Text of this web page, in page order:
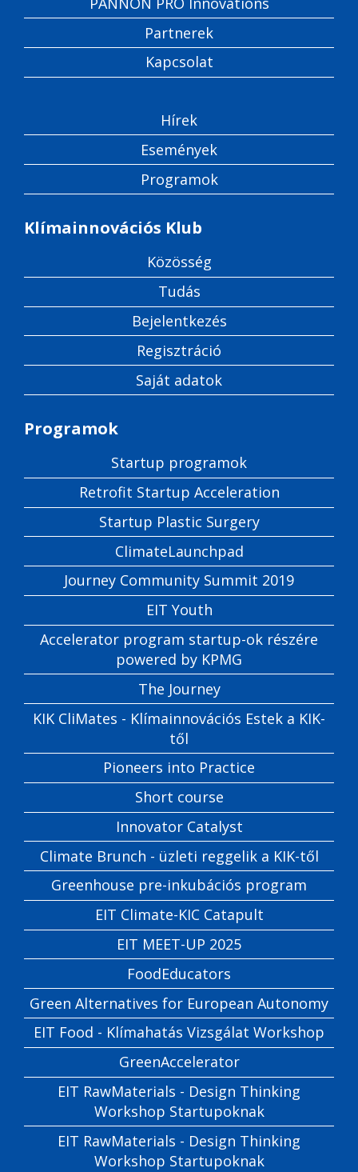
Partnerek
Kapcsolat
Hírek
Események
Programok
Klímainnovációs Klub
Közösség
Tudás
Bejelentkezés
Regisztráció
Saját adatok
Programok
Startup programok
Retrofit Startup Acceleration
Startup Plastic Surgery
ClimateLaunchpad
Journey Community Summit 2019
EIT Youth
Accelerator program startup-ok részére
powered by KPMG
The Journey
KIK CliMates - Klímainnovációs Estek a KIK-
től
Pioneers into Practice
Short course
Innovator Catalyst
Climate Brunch - üzleti reggelik a KIK-től
Greenhouse pre-inkubációs program
EIT Climate-KIC Catapult
EIT MEET-UP 2025
FoodEducators
Green Alternatives for European Autonomy
EIT Food - Klímahatás Vizsgálat Workshop
GreenAccelerator
EIT RawMaterials - Design Thinking
Workshop Startupoknak
EIT RawMaterials - Design Thinking
Workshop Startupoknak